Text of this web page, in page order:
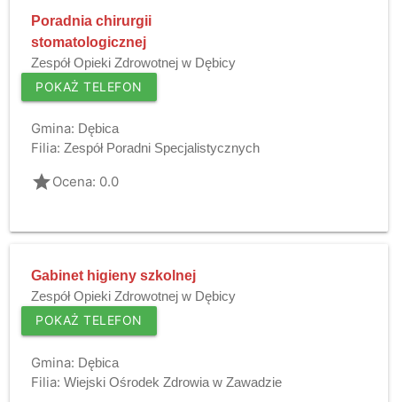
Poradnia chirurgii
stomatologicznej
Zespół Opieki Zdrowotnej w Dębicy
POKAŻ TELEFON
Gmina: Dębica
Filia: Zespół Poradni Specjalistycznych
gradeOcena: 0.0
Gabinet higieny szkolnej
Zespół Opieki Zdrowotnej w Dębicy
POKAŻ TELEFON
Gmina: Dębica
Filia: Wiejski Ośrodek Zdrowia w Zawadzie